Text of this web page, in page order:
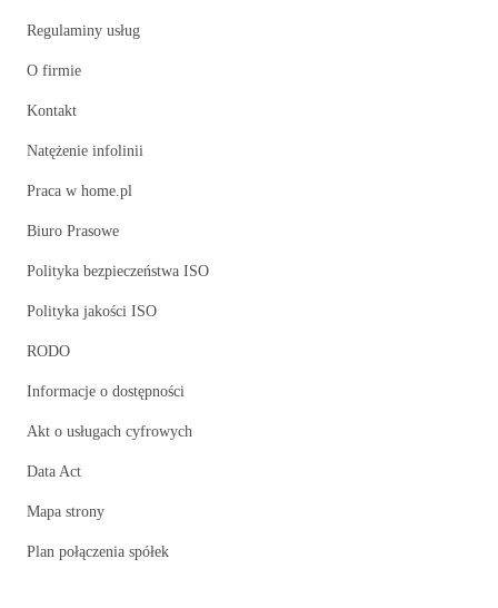
Regulaminy usług
O firmie
Kontakt
Natężenie infolinii
Praca w home.pl
Biuro Prasowe
Polityka bezpieczeństwa ISO
Polityka jakości ISO
RODO
Informacje o dostępności
Akt o usługach cyfrowych
Data Act
Mapa strony
Plan połączenia spółek